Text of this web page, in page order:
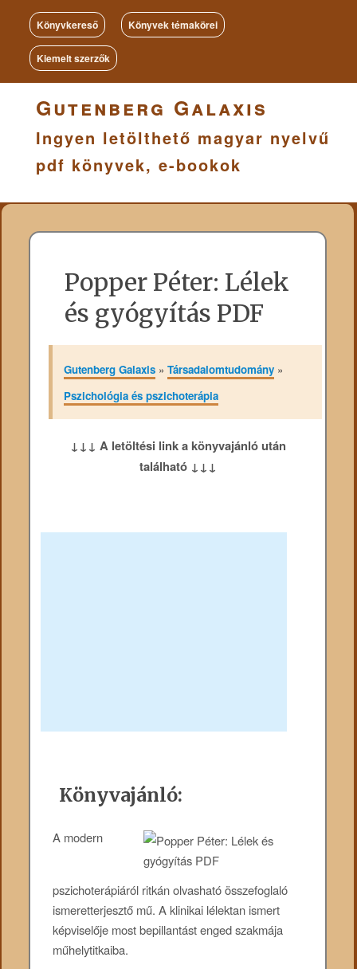
Könyvkereső Könyvek témakörei
Kiemelt szerzők
Gutenberg Galaxis
Ingyen letölthető magyar nyelvű
pdf könyvek, e-bookok
Popper Péter: Lélek
és gyógyítás PDF
Gutenberg Galaxis» Társadalomtudomány»
Pszichológia és pszichoterápia
↓↓↓ A letöltési link a könyvajánló után
található ↓↓↓
Könyvajánló:
A modern
pszichoterápiáról ritkán olvasható összefoglaló
ismeretterjesztő mű. A klinikai lélektan ismert
képviselője most bepillantást enged szakmája
műhelytitkaiba.